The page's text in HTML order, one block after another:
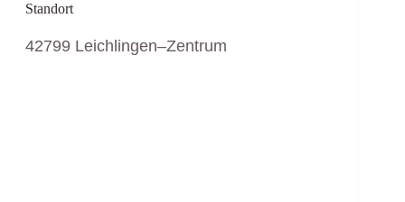
Standort
42799 Leichlingen–Zentrum